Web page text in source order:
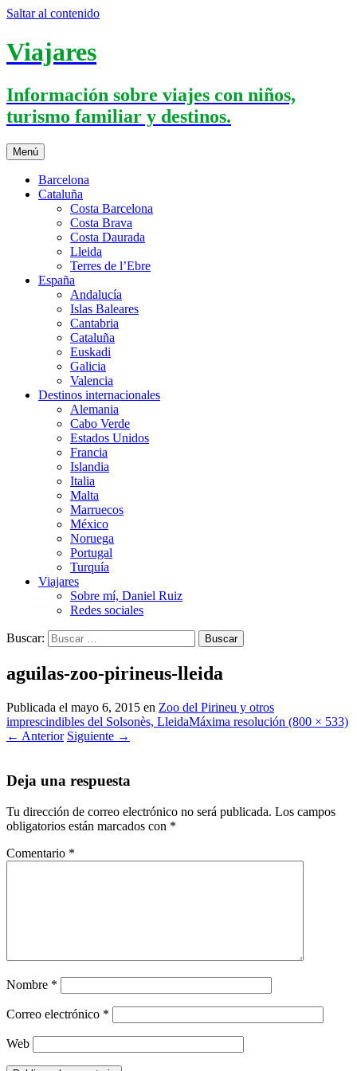
Saltar al contenido
Viajares
Información sobre viajes con niños,
turismo familiar y destinos.
Menú
Barcelona
Cataluña
Costa Barcelona
Costa Brava
Costa Daurada
Lleida
Terres de l’Ebre
España
Andalucía
Islas Baleares
Cantabria
Cataluña
Euskadi
Galicia
Valencia
Destinos internacionales
Alemania
Cabo Verde
Estados Unidos
Francia
Islandia
Italia
Malta
Marruecos
México
Noruega
Portugal
Turquía
Viajares
Sobre mí, Daniel Ruiz
Redes sociales
Buscar:
aguilas-zoo-pirineus-lleida
Publicada el mayo 6, 2015 en Zoo del Pirineu y otros
imprescindibles del Solsonès, LleidaMáxima resolución (800 × 533)
← Anterior Siguiente →
Deja una respuesta
Tu dirección de correo electrónico no será publicada. Los campos
obligatorios están marcados con *
Comentario *
Nombre *
Correo electrónico *
Web